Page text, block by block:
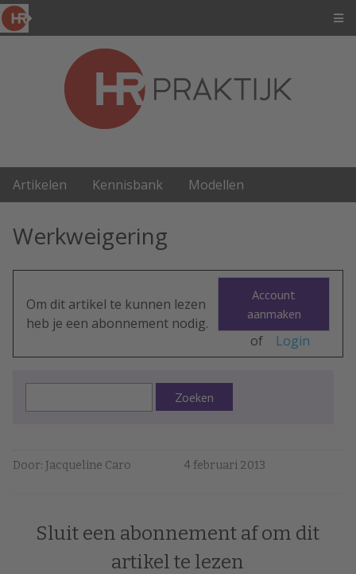
Artikelen Kennisbank Modellen
Werkweigering
Om dit artikel te kunnen lezen
heb je een abonnement nodig.
Account
aanmaken
of Login
Zoeken
Door: Jacqueline Caro 4 februari 2013
Sluit een abonnement af om dit
artikel te lezen